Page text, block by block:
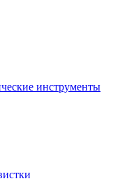
инструменты